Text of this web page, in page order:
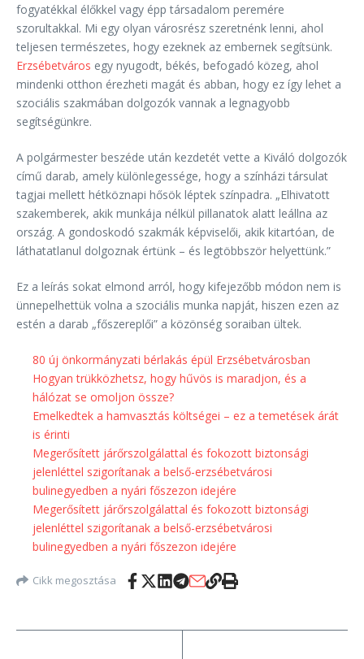
fogyatékkal élőkkel vagy épp társadalom peremére
szorultakkal. Mi egy olyan városrész szeretnénk lenni, ahol
teljesen természetes, hogy ezeknek az embernek segítsünk.
Erzsébetváros egy nyugodt, békés, befogadó közeg, ahol
mindenki otthon érezheti magát és abban, hogy ez így lehet a
szociális szakmában dolgozók vannak a legnagyobb
segítségünkre.
A polgármester beszéde után kezdetét vette a Kiváló dolgozók
című darab, amely különlegessége, hogy a színházi társulat
tagjai mellett hétköznapi hősök léptek színpadra. „Elhivatott
szakemberek, akik munkája nélkül pillanatok alatt leállna az
ország. A gondoskodó szakmák képviselői, akik kitartóan, de
láthatatlanul dolgoznak értünk – és legtöbbször helyettünk.”
Ez a leírás sokat elmond arról, hogy kifejezőbb módon nem is
ünnepelhettük volna a szociális munka napját, hiszen ezen az
estén a darab „főszereplői” a közönség soraiban ültek.
80 új önkormányzati bérlakás épül Erzsébetvárosban
Hogyan trükközhetsz, hogy hűvös is maradjon, és a
hálózat se omoljon össze?
Emelkedtek a hamvasztás költségei – ez a temetések árát
is érinti
Megerősített járőrszolgálattal és fokozott biztonsági
jelenléttel szigorítanak a belső-erzsébetvárosi
bulinegyedben a nyári főszezon idejére
Megerősített járőrszolgálattal és fokozott biztonsági
jelenléttel szigorítanak a belső-erzsébetvárosi
bulinegyedben a nyári főszezon idejére
Cikk megosztása